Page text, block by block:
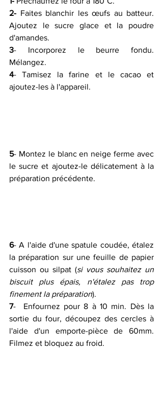
2- Faites blanchir les œufs au batteur.
Ajoutez le sucre glace et la poudre
d'amandes.
3- Incorporez le beurre fondu.
Mélangez.
4- Tamisez la farine et le cacao et
ajoutez-les à l'appareil.
5- Montez le blanc en neige ferme avec
le sucre et ajoutez-le délicatement à la
préparation précédente.
6- A l'aide d'une spatule coudée, étalez
la préparation sur une feuille de papier
cuisson ou silpat (si vous souhaitez un
biscuit plus épais, n'étalez pas trop
finement la préparation).
7-  Enfournez pour 8 à 10 min. Dès la
sortie du four, découpez des cercles à
l'aide d'un emporte-pièce de 60mm.
Filmez et bloquez au froid.